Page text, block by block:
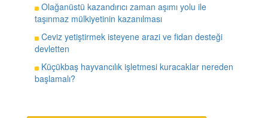
Olağanüstü kazandırıcı zaman aşımı yolu ile
taşınmaz mülkiyetinin kazanılması
Ceviz yetiştirmek isteyene arazi ve fidan desteği
devletten
Küçükbaş hayvancılık işletmesi kuracaklar nereden
başlamalı?